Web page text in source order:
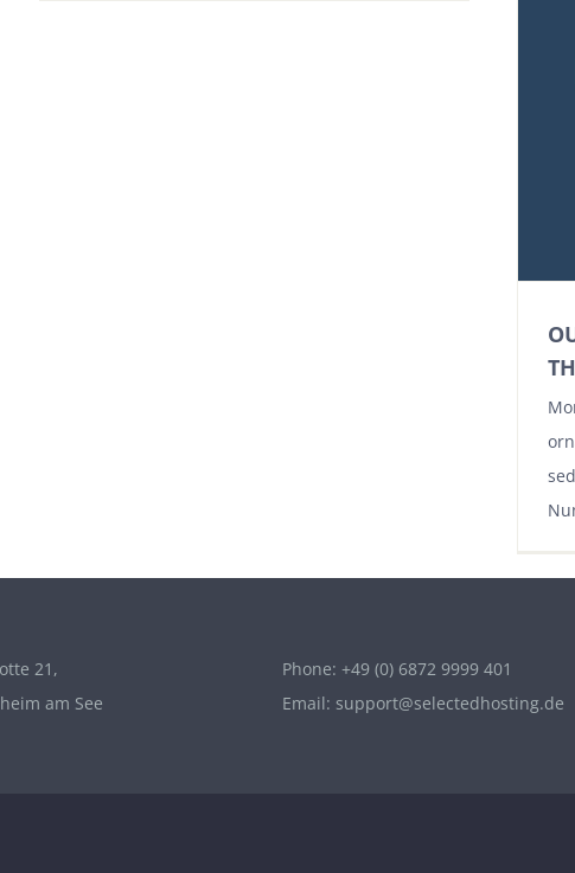
21,
am See
Phone: +49 (0) 6872 9999 401
Email: support@selectedhosting.de